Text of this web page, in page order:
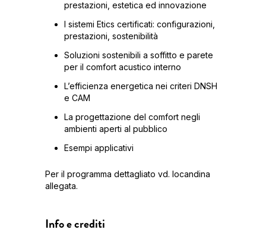
prestazioni, estetica ed innovazione
I sistemi Etics certificati: configurazioni,
prestazioni, sostenibilità
Soluzioni sostenibili a soffitto e parete
per il comfort acustico interno
L’efficienza energetica nei criteri DNSH
e CAM
La progettazione del comfort negli
ambienti aperti al pubblico
Esempi applicativi
Per il programma dettagliato vd. locandina
allegata.
Info e crediti